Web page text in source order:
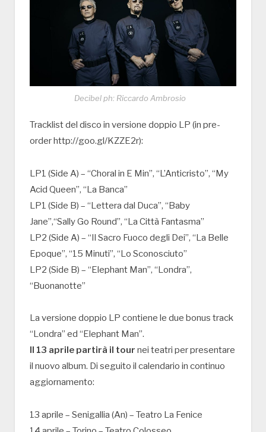
Decibel ph: Riccardo Ambrosio
Tracklist del disco in versione doppio LP (in pre-
order http://goo.gl/KZZE2r):
LP1 (Side A) – “Choral in E Min”, “L’Anticristo”, “My
Acid Queen”, “La Banca”
LP1 (Side B) – “Lettera dal Duca”, “Baby
Jane”,“Sally Go Round”, “La Città Fantasma”
LP2 (Side A) – “Il Sacro Fuoco degli Dei”, “La Belle
Epoque”, “15 Minuti”, “Lo Sconosciuto”
LP2 (Side B) – “Elephant Man”, “Londra”,
“Buonanotte”
La versione doppio LP contiene le due bonus track
“Londra” ed “Elephant Man”.
Il 13 aprile partirà il tour nei teatri per presentare
il nuovo album. Di seguito il calendario in continuo
aggiornamento:
13 aprile – Senigallia (An) – Teatro La Fenice